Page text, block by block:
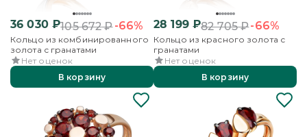
36 030₽105 672₽-66%
Кольцо из комбинированного
золота с гранатами
Нет оценок
В корзину
28 199₽82 705₽-66%
Кольцо из красного золота с
гранатами
Нет оценок
В корзину